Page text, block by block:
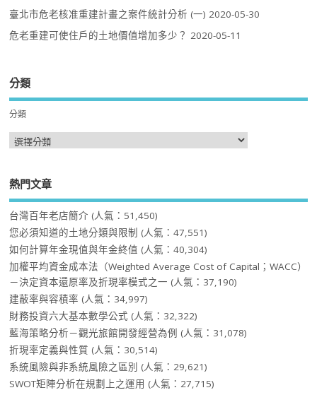
臺北市危老核准重建計畫之案件統計分析 (一) 2020-05-30
危老重建可使住戶的土地價值增加多少？ 2020-05-11
分類
分類
熱門文章
台灣百年老店簡介 (人氣：51,450)
您必須知道的土地分類與限制 (人氣：47,551)
如何計算年金現值與年金終值 (人氣：40,304)
加權平均資金成本法（Weighted Average Cost of Capital；WACC）
－決定資本還原率及折現率模式之一 (人氣：37,190)
建蔽率與容積率 (人氣：34,997)
財務投資六大基本數學公式 (人氣：32,322)
藍海策略分析－觀光旅館開發經營為例 (人氣：31,078)
折現率定義與性質 (人氣：30,514)
系統風險與非系統風險之區別 (人氣：29,621)
SWOT矩陣分析在規劃上之運用 (人氣：27,715)